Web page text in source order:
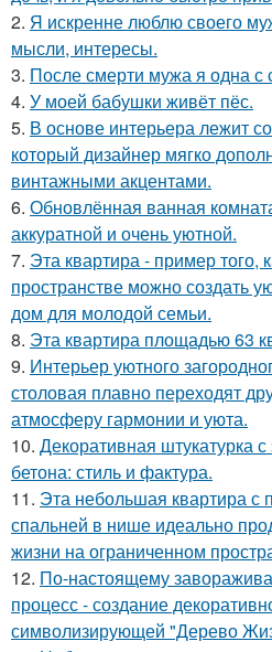
2. Я искренне люблю своего
мысли, интересы.
3. После смерти мужа я одна с
4. У моей бабушки живёт пёс.
5. В основе интерьера лежит
который дизайнер мягко
винтажными акцентами.
6. Обновлённая ванная
аккуратной и очень уютной.
7. Эта квартира - пример того,
пространстве можно создать
дом для молодой семьи.
8. Эта квартира площадью 63
9. Интерьер уютного
столовая плавно переходят
атмосферу гармонии и уюта.
10. Декоративная штукатурка
бетона: стиль и фактура.
11. Эта небольшая квартира с
спальней в нише идеально
жизни на ограниченном
12. По-настоящему
процесс - создание
символизирующей "Дерево